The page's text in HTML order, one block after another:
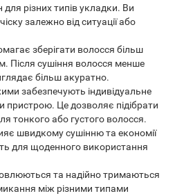
різних типів укладки. Ви
залежно від ситуації або
зберігати волосся більш
Після сушіння волосся менше
більш акуратно.
забезпечують індивідуальне
пристрою. Це дозволяє підібрати
тонкого або густого волосся.
швидкому сушінню та економії
для щоденного використання
та надійно тримаються
між різними типами